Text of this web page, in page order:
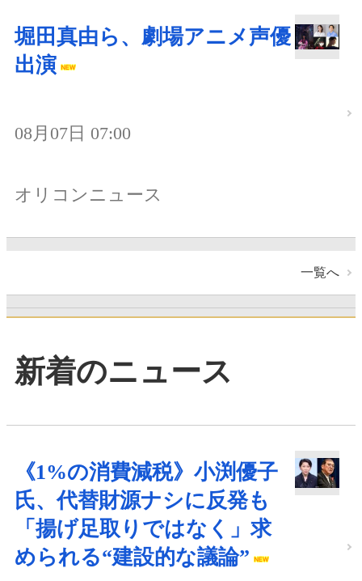
堀田真由ら、劇場アニメ声優
出演
08月07日 07:00
オリコンニュース
一覧へ
新着のニュース
《1%の消費減税》小渕優子
氏、代替財源ナシに反発も
「揚げ足取りではなく」求
められる“建設的な議論”